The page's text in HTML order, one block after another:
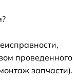
проведенного
запчасти).